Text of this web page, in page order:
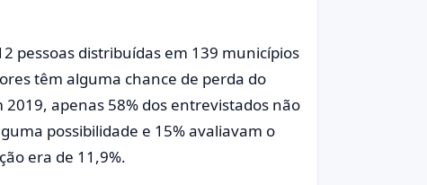
pessoas distribuídas em 139 municípios
têm alguma chance de perda do
apenas 58% dos entrevistados não
possibilidade e 15% avaliavam o
era de 11,9%.